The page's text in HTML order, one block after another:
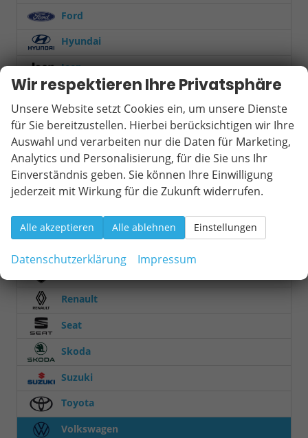
Ford
Hyundai
Jeep
KGM
Kia
Mercedes-Benz
MINI
Mitsubishi
Nissan
Renault
Seat
Skoda
Suzuki
Toyota
Volkswagen
Wir respektieren Ihre Privatsphäre
Unsere Website setzt Cookies ein, um unsere Dienste
für Sie bereitzustellen. Hierbei berücksichtigen wir Ihre
Auswahl und verarbeiten nur die Daten für Marketing,
Analytics und Personalisierung, für die Sie uns Ihr
Einverständnis geben. Sie können Ihre Einwilligung
jederzeit mit Wirkung für die Zukunft widerrufen.
Alle akzeptieren Alle ablehnen Einstellungen
Datenschutzerklärung Impressum